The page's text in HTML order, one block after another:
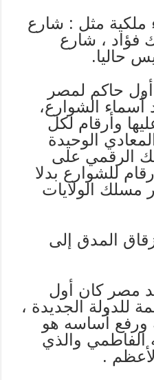
مثل : شارع
فؤاد ، شارع
حاليا.
حاكم لمصر
الشوارع،
وأرقام لكل
الوحيدة
الرقمي على
للشوارع بدلا
مسلك الولايات
المدق إلى
مصر كان أول
للدولة الجديدة ،
أساسه هو
الفاطمي والذي
.